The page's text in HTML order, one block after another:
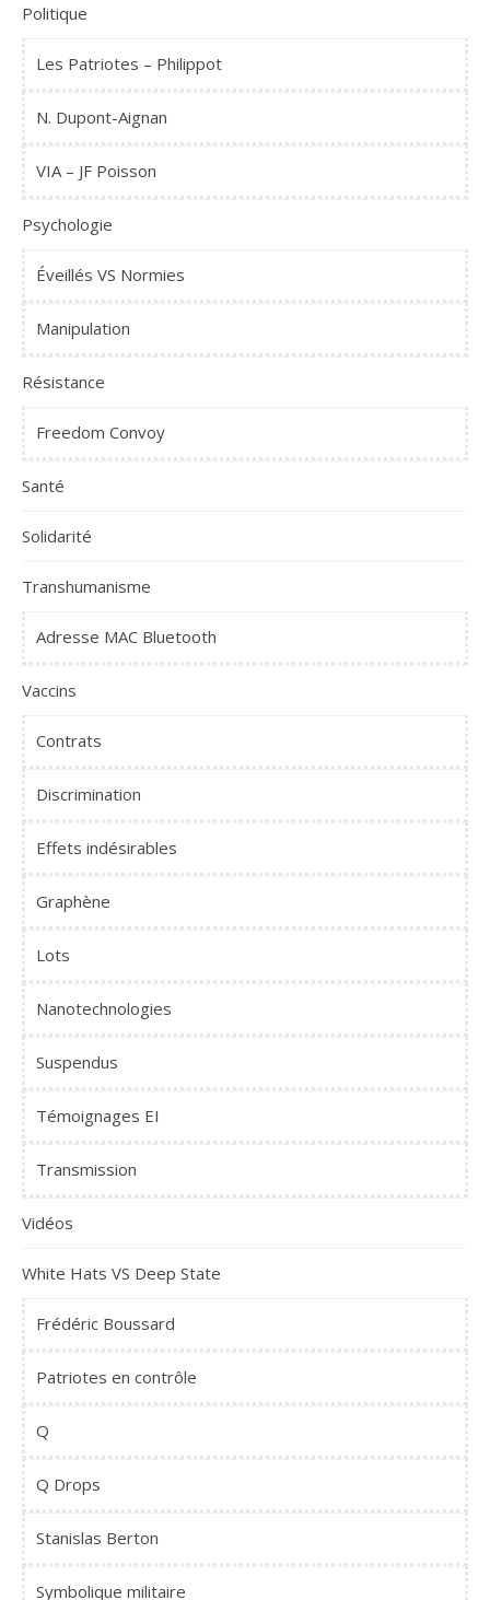
Politique
Les Patriotes – Philippot
N. Dupont-Aignan
VIA – JF Poisson
Psychologie
Éveillés VS Normies
Manipulation
Résistance
Freedom Convoy
Santé
Solidarité
Transhumanisme
Adresse MAC Bluetooth
Vaccins
Contrats
Discrimination
Effets indésirables
Graphène
Lots
Nanotechnologies
Suspendus
Témoignages EI
Transmission
Vidéos
White Hats VS Deep State
Frédéric Boussard
Patriotes en contrôle
Q
Q Drops
Stanislas Berton
Symbolique militaire